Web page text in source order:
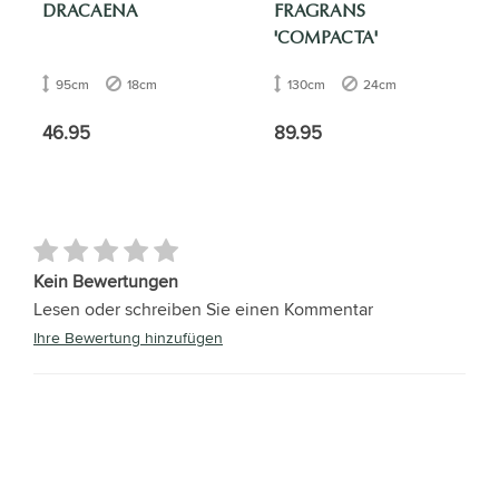
DRACAENA
95cm 18cm
46.95
FRAGRANS
'COMPACTA'
130cm 24cm
89.95
Kein Bewertungen
Lesen oder schreiben Sie einen Kommentar
Ihre Bewertung hinzufügen